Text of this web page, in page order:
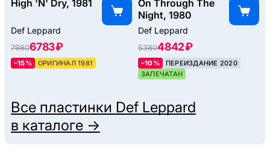
High 'N' Dry, 1981
Def Leppard
79806783 ₽
–15% ОРИГИНАЛ 1981
On Through The
Night, 1980
Def Leppard
53804842 ₽
–10%
ПЕРЕИЗДАНИЕ 2020
ЗАПЕЧАТАН
Все пластинки Def Leppard
в каталоге →